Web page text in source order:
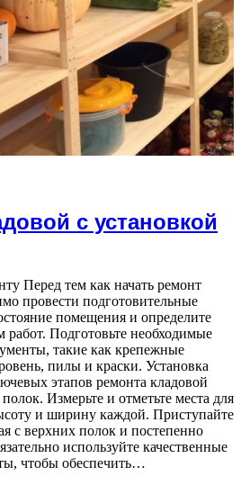
с установкой
Перед тем как начать ремонт
провести подготовительные
помещения и определите
Подготовьте необходимые
такие как крепежные
пилы и краски. Установка
этапов ремонта кладовой
полок. Измерьте и отметьте места для
и ширину каждой. Приступайте
с верхних полок и постепенно
используйте качественные
чтобы обеспечить…